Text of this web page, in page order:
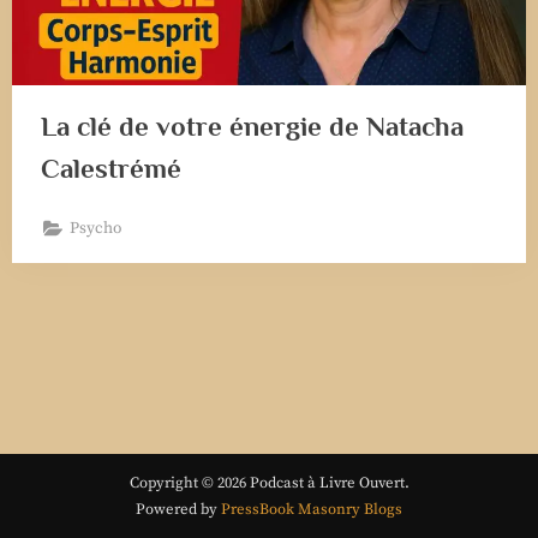
La clé de votre énergie de Natacha
Calestrémé
Psycho
Copyright © 2026 Podcast à Livre Ouvert.
Powered byPressBook Masonry Blogs